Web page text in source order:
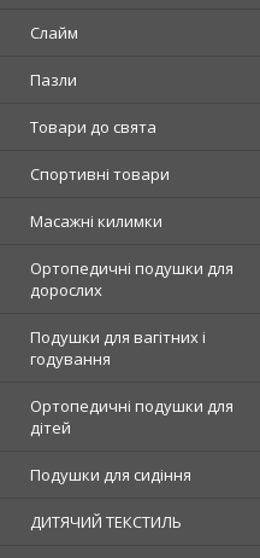
Слайм
Пазли
Товари до свята
Спортивні товари
Масажні килимки
Ортопедичні подушки для
дорослих
Подушки для вагітних і
годування
Ортопедичні подушки для
дітей
Подушки для сидіння
ДИТЯЧИЙ ТЕКСТИЛЬ